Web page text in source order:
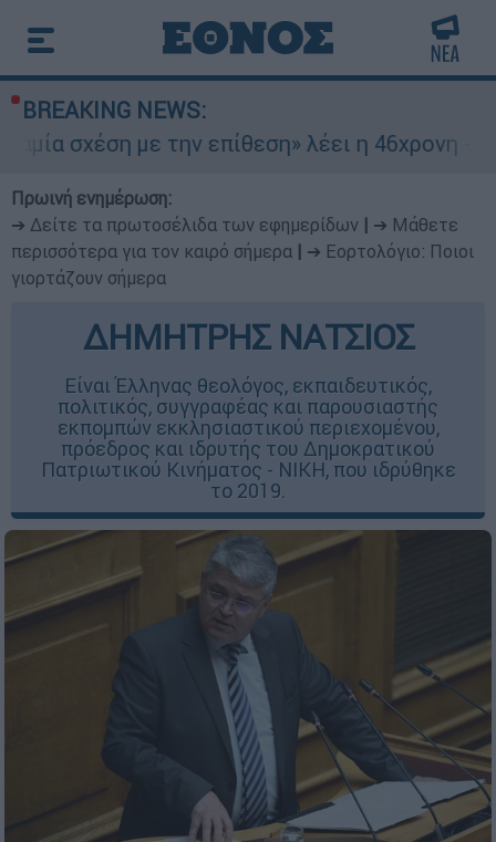
BREAKING NEWS:
με την επίθεση» λέει η 46χρονη - Τι
Πρωινή ενημέρωση:
➔ Δείτε τα πρωτοσέλιδα των εφημερίδων
➔ Μάθετε
περισσότερα για τον καιρό σήμερα
➔ Εορτολόγιο: Ποιοι
γιορτάζουν σήμερα
ΔΗΜΗΤΡΗΣ ΝΑΤΣΙΟΣ
Eίναι Έλληνας θεολόγος, εκπαιδευτικός,
πολιτικός, συγγραφέας και παρουσιαστής
εκπομπών εκκλησιαστικού περιεχομένου,
πρόεδρος και ιδρυτής του Δημοκρατικού
Πατριωτικού Κινήματος - ΝΙΚΗ, που ιδρύθηκε
το 2019.